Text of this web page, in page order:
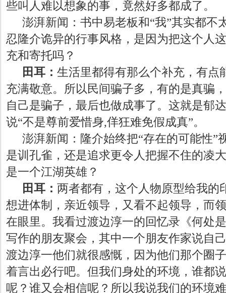
些叫人难以想象的事，竟然好多都成了。
澎湃新闻：书中易老板和“我”其实都不
忍隆介诡异的行事风格，是因为把这个人
充和寄托吗？
田耳： 生活里都得有那么个补充，有点
充满敬意。所以民间骗子多，有的是真骗
自己是骗子，最后也做成事了。这就是郁
说“不是尊前爱惜身,佯狂难免假成真”。
澎湃新闻：隆介始终把“存在的可能性”
是训孔雀，还是追求更令人把握不住的凌
是一个江湖英雄？
田耳： 两者都有，这个人物原型给我的
想进体制，亲近领导，又看不起领导，而
在眼里。我看过渡边淳一的回忆录《何处
写作的朋友聚会，其中一个朋友作家说自
渡边淳一他们就很感慨，因为他们那个圈
着言出必行吧。但我们身处的环境，谁都
呢？谁又会相信呢？所以我说我们的环境